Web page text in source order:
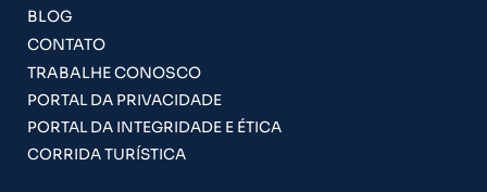
BLOG
CONTATO
TRABALHE CONOSCO
PORTAL DA PRIVACIDADE
PORTAL DA INTEGRIDADE E ÉTICA
CORRIDA TURÍSTICA